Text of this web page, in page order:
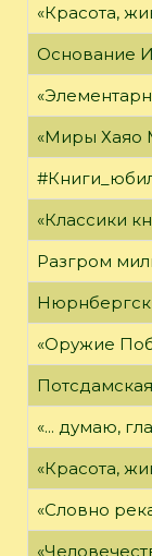
«Красота,
Основание
«Миры Хаяо
«Классики
Разгром
«Оружие
«... думаю,
«Красота,
«Словно